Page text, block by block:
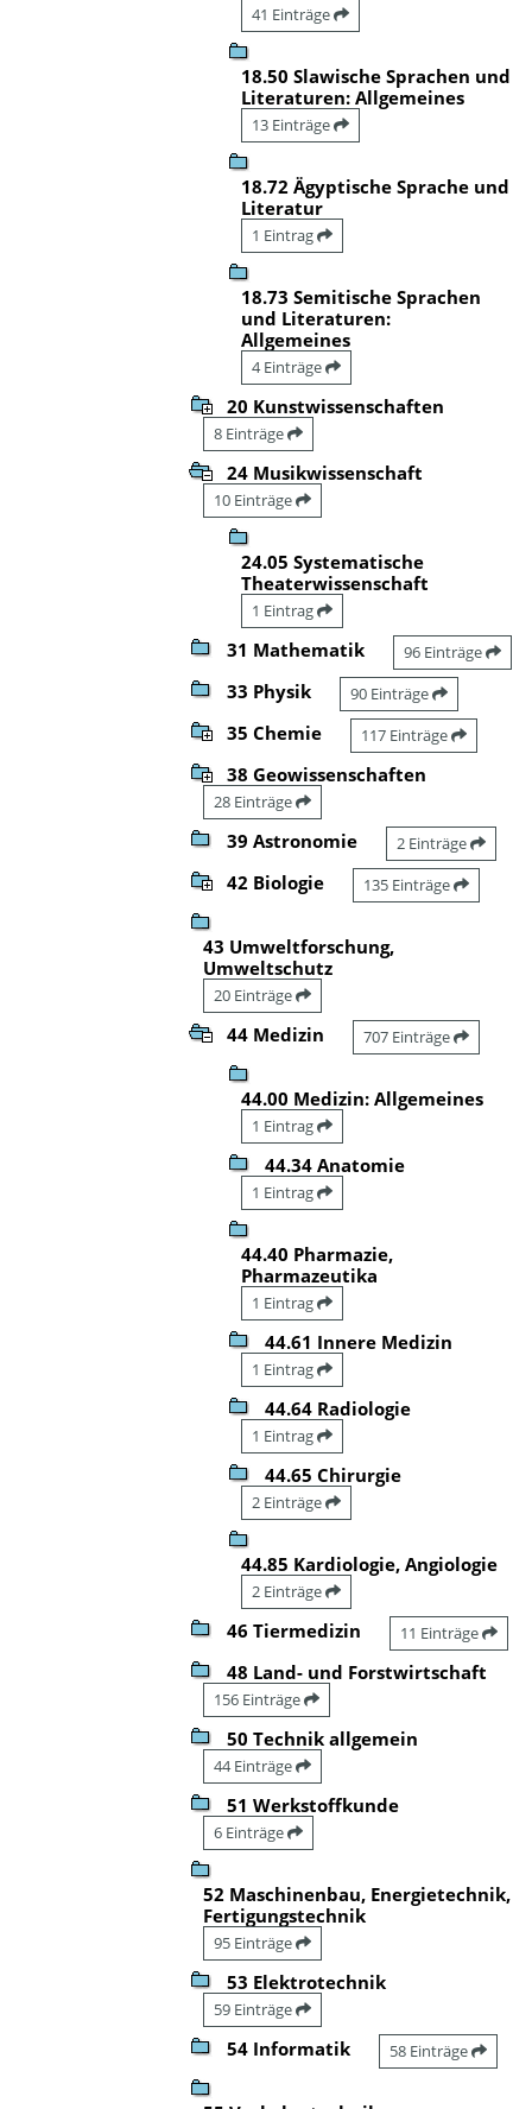
41 Einträge
18.50 Slawische Sprachen und
Literaturen: Allgemeines
13 Einträge
18.72 Ägyptische Sprache und
Literatur
1 Eintrag
18.73 Semitische Sprachen
und Literaturen:
Allgemeines
4 Einträge
20 Kunstwissenschaften
8 Einträge
24 Musikwissenschaft
10 Einträge
24.05 Systematische
Theaterwissenschaft
1 Eintrag
31 Mathematik 96 Einträge
33 Physik 90 Einträge
35 Chemie 117 Einträge
38 Geowissenschaften
28 Einträge
39 Astronomie 2 Einträge
42 Biologie 135 Einträge
43 Umweltforschung,
Umweltschutz
20 Einträge
44 Medizin 707 Einträge
44.00 Medizin: Allgemeines
1 Eintrag
44.34 Anatomie
1 Eintrag
44.40 Pharmazie,
Pharmazeutika
1 Eintrag
44.61 Innere Medizin
1 Eintrag
44.64 Radiologie
1 Eintrag
44.65 Chirurgie
2 Einträge
44.85 Kardiologie, Angiologie
2 Einträge
46 Tiermedizin 11 Einträge
48 Land- und Forstwirtschaft
156 Einträge
50 Technik allgemein
44 Einträge
51 Werkstoffkunde
6 Einträge
52 Maschinenbau, Energietechnik,
Fertigungstechnik
95 Einträge
53 Elektrotechnik
59 Einträge
54 Informatik 58 Einträge